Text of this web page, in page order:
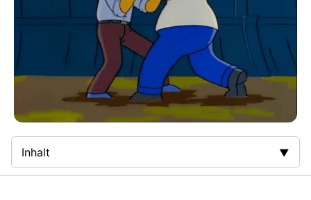
Inhalt